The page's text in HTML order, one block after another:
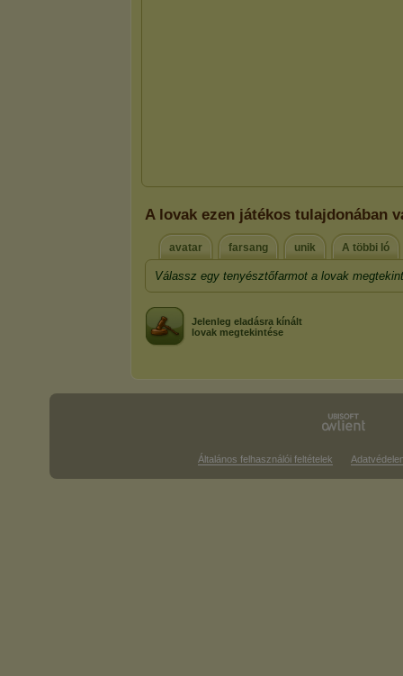
A lovak ezen játékos tulajdonában
avatar farsang unik A többi ló
Válassz egy tenyésztőfarmot a lovak
Jelenleg eladásra kínált
lovak megtekintése
Általános felhasználói feltételek